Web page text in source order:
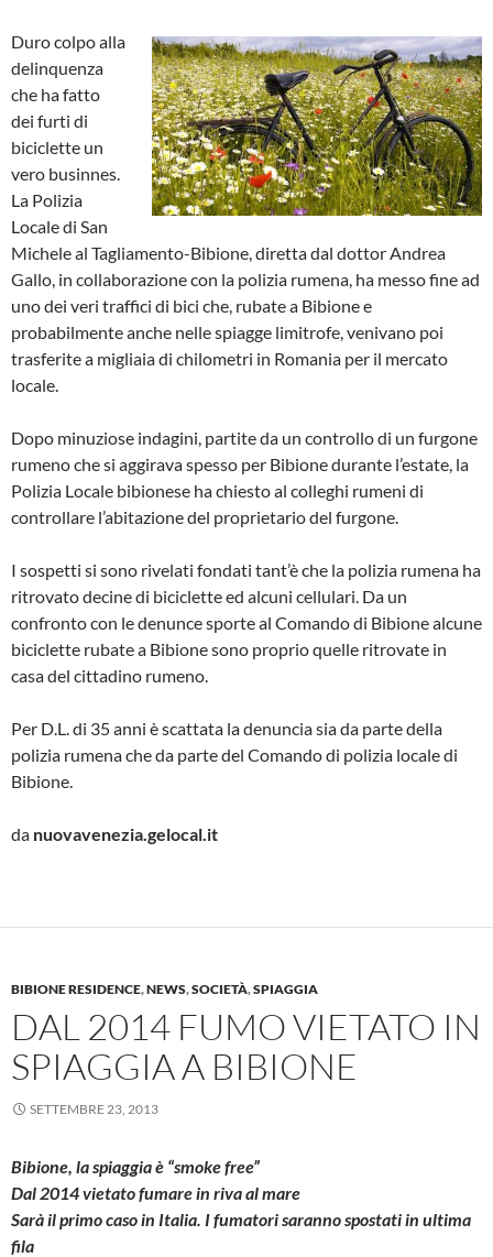
Duro colpo alla
delinquenza
che ha fatto
dei furti di
biciclette un
vero businnes.
La Polizia
Locale di San
Michele al Tagliamento-Bibione, diretta dal dottor Andrea
Gallo, in collaborazione con la polizia rumena, ha messo fine ad
uno dei veri traffici di bici che, rubate a Bibione e
probabilmente anche nelle spiagge limitrofe, venivano poi
trasferite a migliaia di chilometri in Romania per il mercato
locale.
Dopo minuziose indagini, partite da un controllo di un furgone
rumeno che si aggirava spesso per Bibione durante l’estate, la
Polizia Locale bibionese ha chiesto al colleghi rumeni di
controllare l’abitazione del proprietario del furgone.
I sospetti si sono rivelati fondati tant’è che la polizia rumena ha
ritrovato decine di biciclette ed alcuni cellulari. Da un
confronto con le denunce sporte al Comando di Bibione alcune
biciclette rubate a Bibione sono proprio quelle ritrovate in
casa del cittadino rumeno.
Per D.L. di 35 anni è scattata la denuncia sia da parte della
polizia rumena che da parte del Comando di polizia locale di
Bibione.
da nuovavenezia.gelocal.it
BIBIONE RESIDENCE,NEWS,SOCIETÀ,SPIAGGIA
DAL 2014 FUMO VIETATO IN
SPIAGGIA A BIBIONE
SETTEMBRE 23, 2013
Bibione, la spiaggia è “smoke free”
Dal 2014 vietato fumare in riva al mare
Sarà il primo caso in Italia. I fumatori saranno spostati in ultima
fila